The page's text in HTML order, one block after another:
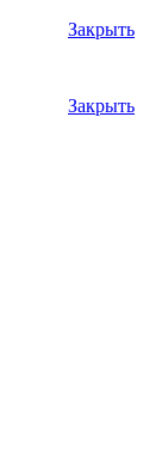
Закрыть
Закрыть